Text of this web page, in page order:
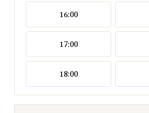
16:00
17:00
18:00